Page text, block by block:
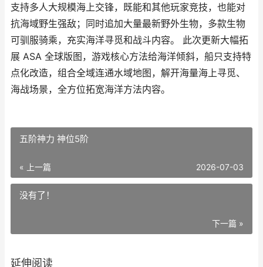
支持多人大规模海上交锋，既能和其他玩家竞技，也能对
抗海域野生强敌；同时追加大量最新野外生物，多款生物
可驯服骑乘，充实海洋寻觅和战斗内容。 此次更新大幅拓
展 ASA 全球版图，游戏核心方法给海洋倾斜，船只支持特
点化改造，组合全域连通水域地图，解开海量海上寻觅、
海战场景，全方位拓宽海洋方法内容。
五阶神力 神位5阶
« 上一篇 2026-07-03
没有了！
下一篇 »
延伸阅读